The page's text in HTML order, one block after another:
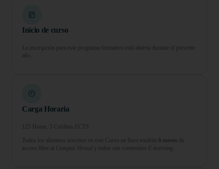
Inicio de curso
La inscripción para este programa formativo está abierta durante el presente
año.
Carga Horaria
125 Horas, 5 Créditos ECTS
Todos los alumnos inscritos en este Curso en línea tendrán 6 meses de
acceso libre al Campus Virtual y todos sus contenidos E-learning.